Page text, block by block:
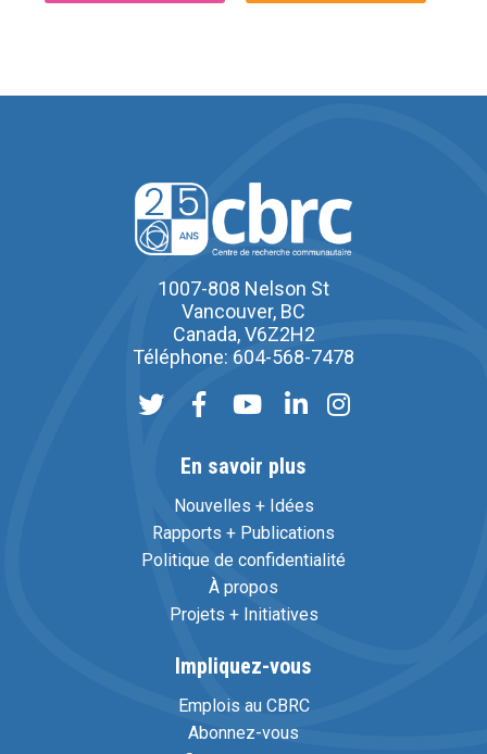
1007-808 Nelson St
Vancouver, BC
Canada, V6Z2H2
Téléphone: 604-568-7478
En savoir plus
Nouvelles + Idées
Rapports + Publications
Politique de confidentialité
À propos
Projets + Initiatives
Impliquez-vous
Emplois au CBRC
Abonnez-vous